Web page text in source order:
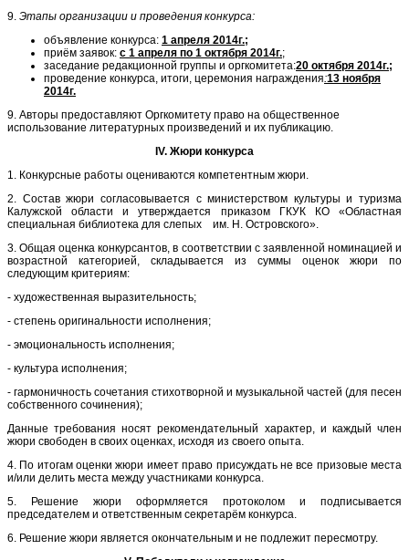
9. Этапы организации и проведения конкурса:
объявление конкурса: 1 апреля 2014г.;
приём заявок: с 1 апреля по 1 октября 2014г.;
заседание редакционной группы и оргкомитета:20 октября 2014г.;
проведение конкурса, итоги, церемония награждения:13 ноября
2014г.
9. Авторы предоставляют Оргкомитету право на общественное
использование литературных произведений и их публикацию.
IV. Жюри конкурса
1. Конкурсные работы оцениваются компетентным жюри.
2. Состав жюри согласовывается с министерством культуры и туризма
Калужской области и утверждается приказом ГКУК КО «Областная
специальная библиотека для слепых им. Н. Островского».
3. Общая оценка конкурсантов, в соответствии с заявленной номинацией и
возрастной категорией, складывается из суммы оценок жюри по
следующим критериям:
- художественная выразительность;
- степень оригинальности исполнения;
- эмоциональность исполнения;
- культура исполнения;
- гармоничность сочетания стихотворной и музыкальной частей (для песен
собственного сочинения);
Данные требования носят рекомендательный характер, и каждый член
жюри свободен в своих оценках, исходя из своего опыта.
4. По итогам оценки жюри имеет право присуждать не все призовые места
и/или делить места между участниками конкурса.
5. Решение жюри оформляется протоколом и подписывается
председателем и ответственным секретарём конкурса.
6. Решение жюри является окончательным и не подлежит пересмотру.